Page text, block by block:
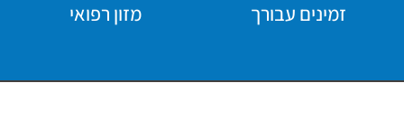
זמינים עבורך מזון רפואי